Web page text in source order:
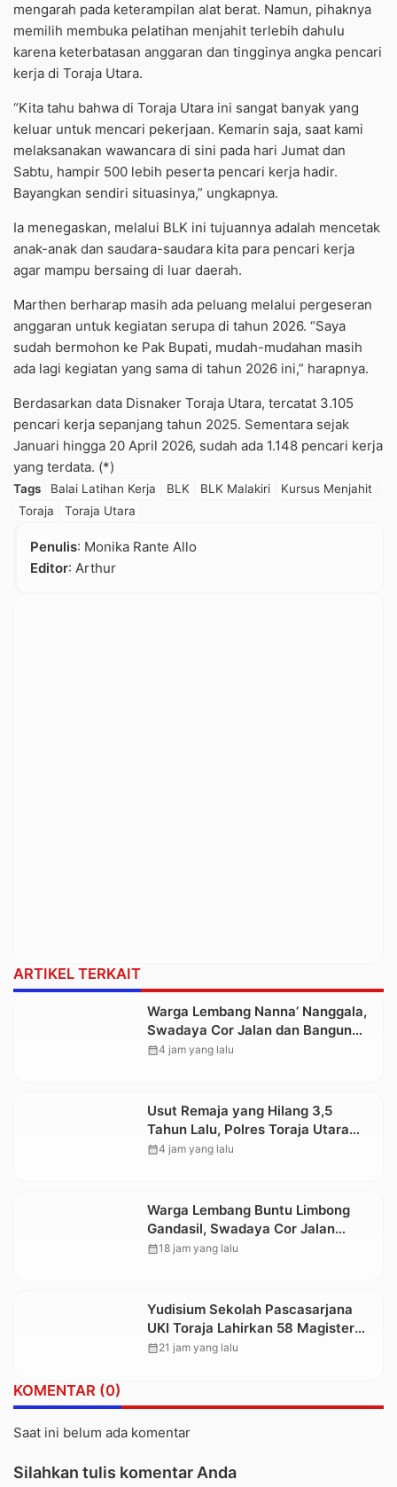
mengarah pada keterampilan alat berat. Namun, pihaknya
memilih membuka pelatihan menjahit terlebih dahulu
karena keterbatasan anggaran dan tingginya angka pencari
kerja di Toraja Utara.
“Kita tahu bahwa di Toraja Utara ini sangat banyak yang
keluar untuk mencari pekerjaan. Kemarin saja, saat kami
melaksanakan wawancara di sini pada hari Jumat dan
Sabtu, hampir 500 lebih peserta pencari kerja hadir.
Bayangkan sendiri situasinya,” ungkapnya.
Ia menegaskan, melalui BLK ini tujuannya adalah mencetak
anak-anak dan saudara-saudara kita para pencari kerja
agar mampu bersaing di luar daerah.
Marthen berharap masih ada peluang melalui pergeseran
anggaran untuk kegiatan serupa di tahun 2026. “Saya
sudah bermohon ke Pak Bupati, mudah-mudahan masih
ada lagi kegiatan yang sama di tahun 2026 ini,” harapnya.
Berdasarkan data Disnaker Toraja Utara, tercatat 3.105
pencari kerja sepanjang tahun 2025. Sementara sejak
Januari hingga 20 April 2026, sudah ada 1.148 pencari kerja
yang terdata. (*)
Tags Balai Latihan Kerja BLK BLK Malakiri
Kursus Menjahit
Toraja
Toraja Utara
Penulis: Monika Rante Allo
Editor: Arthur
ARTIKEL TERKAIT
Warga Lembang Nanna’ Nanggala,
Swadaya Cor Jalan dan Bangun
Jembatan
calendar_month4 jam yang lalu
Usut Remaja yang Hilang 3,5
Tahun Lalu, Polres Toraja Utara
Kembali Datangi TKP
calendar_month4 jam yang lalu
Warga Lembang Buntu Limbong
Gandasil, Swadaya Cor Jalan
Sepanjang 500 Meter
calendar_month18 jam yang lalu
Yudisium Sekolah Pascasarjana
UKI Toraja Lahirkan 58 Magister
Baru
calendar_month21 jam yang lalu
KOMENTAR (0)
Saat ini belum ada komentar
Silahkan tulis komentar Anda